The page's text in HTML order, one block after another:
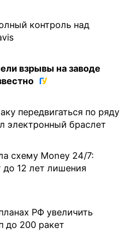
контроль над
взрывы на заводе
передвигаться по ряду
электронный браслет
схему Money 24/7:
до 12 лет лишения
РФ увеличить
до 200 ракет